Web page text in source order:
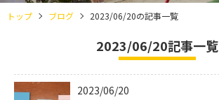
トップ ブログ 2023/06/20の記事一覧
2023/06/20記事一覧
2023/06/20